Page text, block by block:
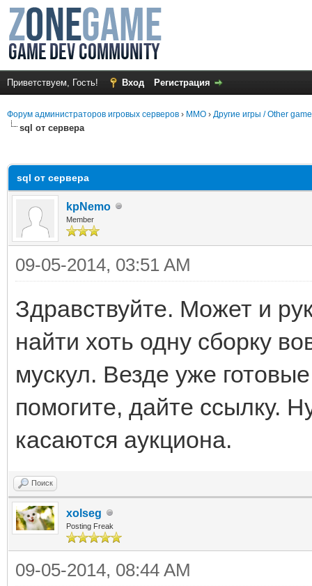
Приветствуем, Гость! Вход Регистрация
Форум администраторов игровых серверов › MMO › Другие игры / Other
sql от сервера
sql от сервера
kpNemo
Member
09-05-2014, 03:51 AM
Здравствуйте. Может и
найти хоть одну сборку
мускул. Везде уже
помогите, дайте ссылку.
касаются аукциона.
Поиск
xolseg
Posting Freak
09-05-2014, 08:44 AM